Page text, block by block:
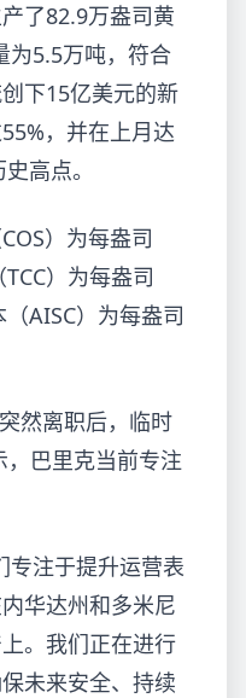
了82.9万盎司黄
为5.5万吨，符合
下15亿美元的新
，并在上月达
高点。
）为每盎司
）为每盎司
AISC）为每盎司
然离职后，临时
，巴里克当前专注
专注于提升运营表
华达州和多米尼
。我们正在进行
未来安全、持续